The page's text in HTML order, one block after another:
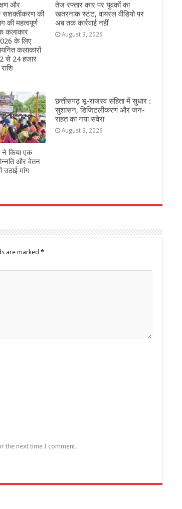
और
सशक्तीकरण की
की महत्वपूर्ण
कलाकार
के लिए
कलाकारों
से 24 हजार
तेज रफ्तार कार पर युवकों का
खतरनाक स्टंट, वायरल वीडियो पर
अब तक कार्रवाई नहीं
August 3, 2026
ने किया एक
और वेतन
उठाई मांग
छत्तीसगढ़ भू-राजस्व संहिता में सुधार :
सुशासन, डिजिटलीकरण और जन-
राहत का नया सवेरा
August 3, 2026
are marked *
the next time I comment.